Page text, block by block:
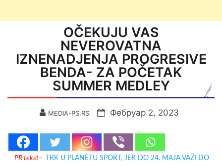
OČEKUJU VAS
NEVEROVATNA
IZNENADJENJA PROGRESIVE
BENDA- ZA POČETAK
SUMMER MEDLEY
MEDIA-PS.RS Фебруар 2, 2023
PR tekst–
TRK U PLANETU SPORT, JER DO 24. MAJA VAŽI DO